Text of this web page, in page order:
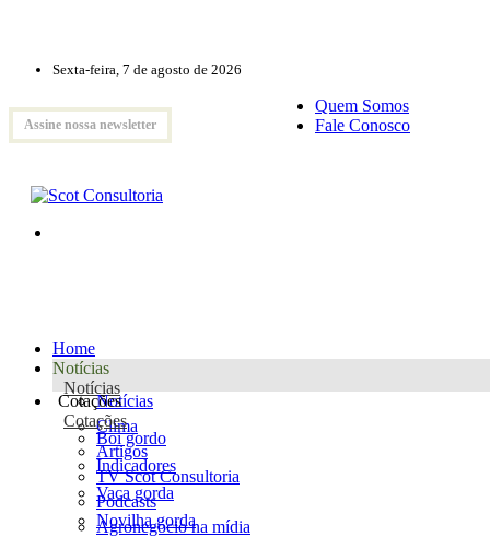
Sexta-feira, 7 de agosto de 2026
Assine nossa newsletter
Quem Somos
Fale Conosco
Home
Notícias
Notícias
Notícias
Clima
Artigos
TV Scot Consultoria
Podcasts
Agronegócio na mídia
Cotações
Cotações
Boi gordo
Indicadores
Vaca gorda
Novilha gorda